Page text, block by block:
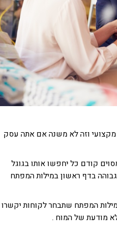
מקצועי וזה לא משנה אם אתה עסק
שירות מסוים קודם כל יחפשו אותו בגוגל
גבוהה בדף ראשון במילות המפתח
המפתח שתבחר לקוחות יקשרו
מודעת של המוח .